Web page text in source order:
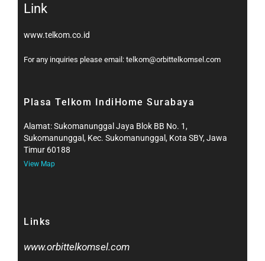
Link
www.telkom.co.id
For any inquiries please email: telkom@orbittelkomsel.com
Plasa Telkom IndiHome Surabaya
Alamat: Sukomanunggal Jaya Blok BB No. 1,
Sukomanunggal, Kec. Sukomanunggal, Kota SBY, Jawa
Timur 60188
View Map
Links
www.orbittelkomsel.com